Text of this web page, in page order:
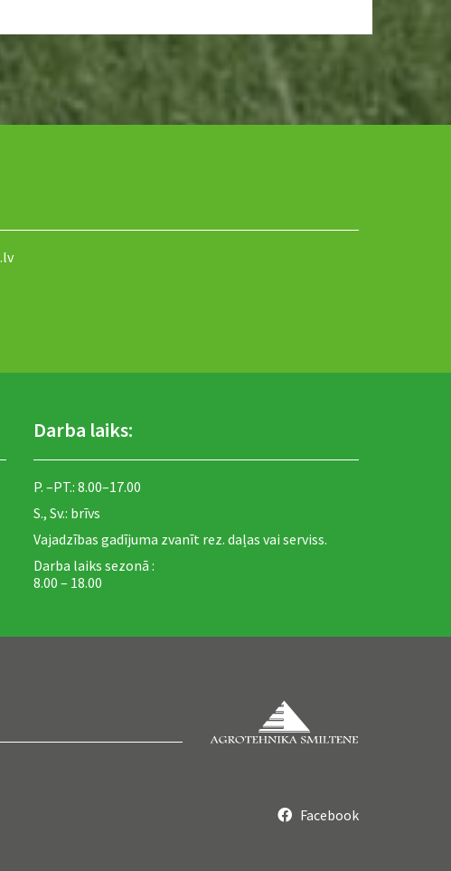
Darba laiks:
P. –PT.: 8.00–17.00
S., Sv.: brīvs
Vajadzības gadījuma zvanīt rez. daļas vai serviss.
Darba laiks sezonā :
8.00 – 18.00
 Facebook